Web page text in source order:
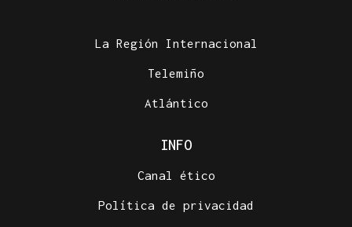
La Región Internacional
Telemiño
Atlántico
INFO
Canal ético
Política de privacidad